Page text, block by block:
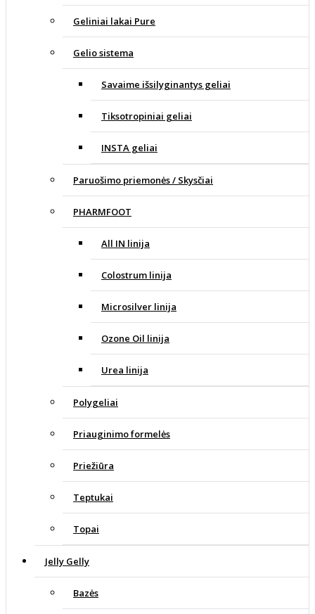
Geliniai lakai Pure
Gelio sistema
Savaime išsilyginantys geliai
Tiksotropiniai geliai
INSTA geliai
Paruošimo priemonės / Skysčiai
PHARMFOOT
All IN linija
Colostrum linija
Microsilver linija
Ozone Oil linija
Urea linija
Polygeliai
Priauginimo formelės
Priežiūra
Teptukai
Topai
Jelly Gelly
Bazės